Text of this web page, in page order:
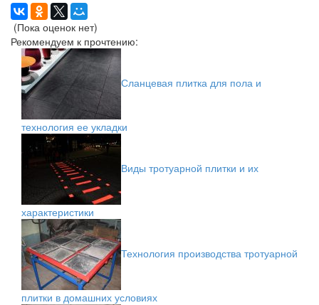
(Пока оценок нет)
Рекомендуем к прочтению:
Сланцевая плитка для пола и
технология ее укладки
Виды тротуарной плитки и их
характеристики
Технология производства тротуарной
плитки в домашних условиях